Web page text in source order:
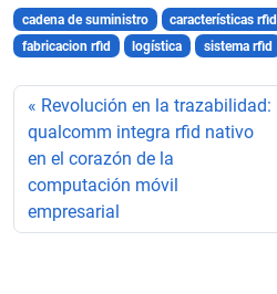
cadena de suministro características rfid
fabricacion rfid
logística sistema rfid
Revolución en la trazabilidad:
qualcomm integra rfid nativo
en el corazón de la
computación móvil
empresarial